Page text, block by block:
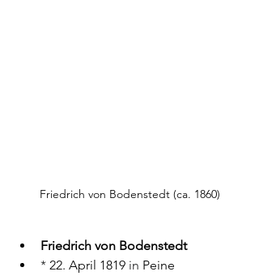
Friedrich von Bodenstedt (ca. 1860)
Friedrich von Bodenstedt
* 22. April 1819 in Peine